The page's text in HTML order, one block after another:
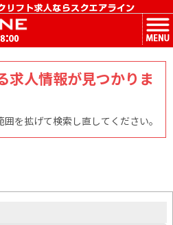
MENU
求人情報が見つかりま
を拡げて検索し直してください。